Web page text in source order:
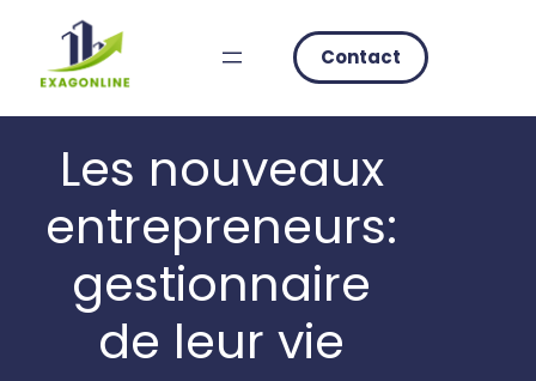
content
Contact
Les nouveaux
entrepreneurs:
gestionnaire
de leur vie